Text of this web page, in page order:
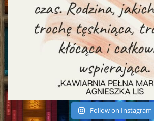
Follow on Instagram